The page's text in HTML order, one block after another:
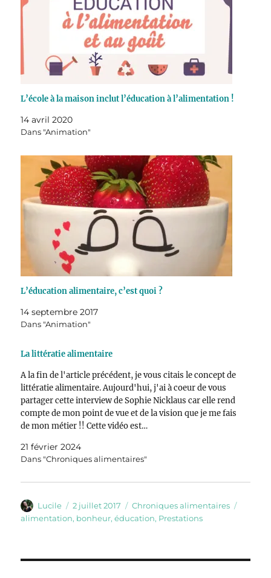
L’école à la maison inclut l’éducation à l’alimentation !
14 avril 2020
Dans "Animation"
L’éducation alimentaire, c’est quoi ?
14 septembre 2017
Dans "Animation"
La littératie alimentaire
A la fin de l'article précédent, je vous citais le concept de
littératie alimentaire. Aujourd'hui, j'ai à coeur de vous
partager cette interview de Sophie Nicklaus car elle rend
compte de mon point de vue et de la vision que je me fais
de mon métier !! Cette vidéo est…
21 février 2024
Dans "Chroniques alimentaires"
Auteur
Lucile
Publié
le
2 juillet 2017 Catégories
Chroniques alimentaires
alimentation, bonheur,éducation, Prestations